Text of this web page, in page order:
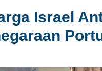
Israel